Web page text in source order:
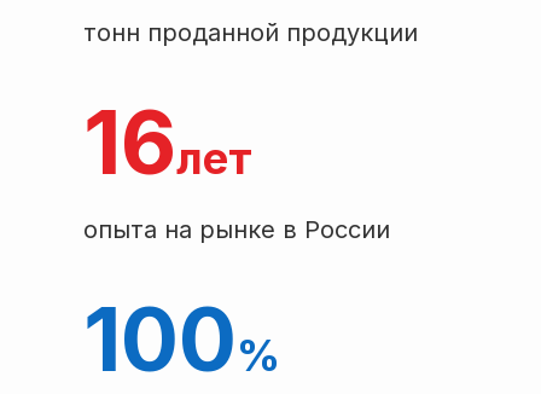
тонн проданной продукции
16лет
опыта на рынке в России
100%